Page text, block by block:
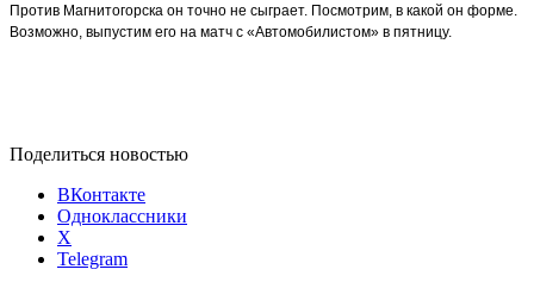
Против Магнитогорска он точно не сыграет. Посмотрим, в какой он форме.
Возможно, выпустим его на матч с «Автомобилистом» в пятницу.
Поделиться новостью
ВКонтакте
Одноклассники
X
Telegram